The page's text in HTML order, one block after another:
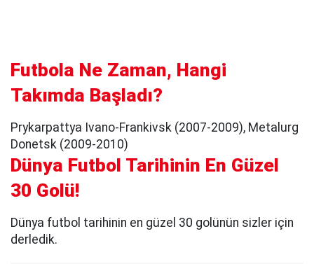
Futbola Ne Zaman, Hangi
Takımda Başladı?
Prykarpattya Ivano-Frankivsk (2007-2009), Metalurg
Donetsk (2009-2010)
Dünya Futbol Tarihinin En Güzel
30 Golü!
Dünya futbol tarihinin en güzel 30 golünün sizler için
derledik.